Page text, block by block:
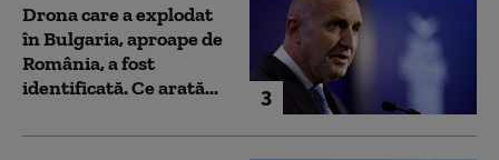
3
Drona care a explodat
în Bulgaria, aproape de
România, a fost
identificată. Ce arată...